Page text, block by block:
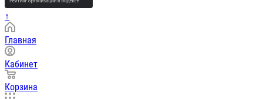
↑
Главная
Кабинет
Корзина